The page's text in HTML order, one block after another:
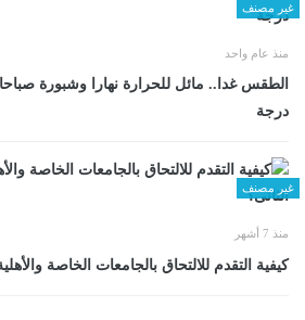
غير مصنف
منذ عام واحد
درجة
غير مصنف
منذ 7 أشهر
كيفية التقدم للالتحاق بالجامعات الخاصة